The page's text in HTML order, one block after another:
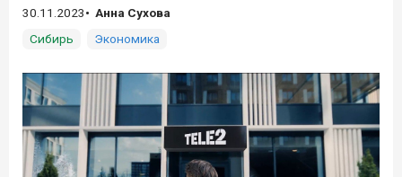
30.11.2023
Анна Сухова
Сибирь
Экономика